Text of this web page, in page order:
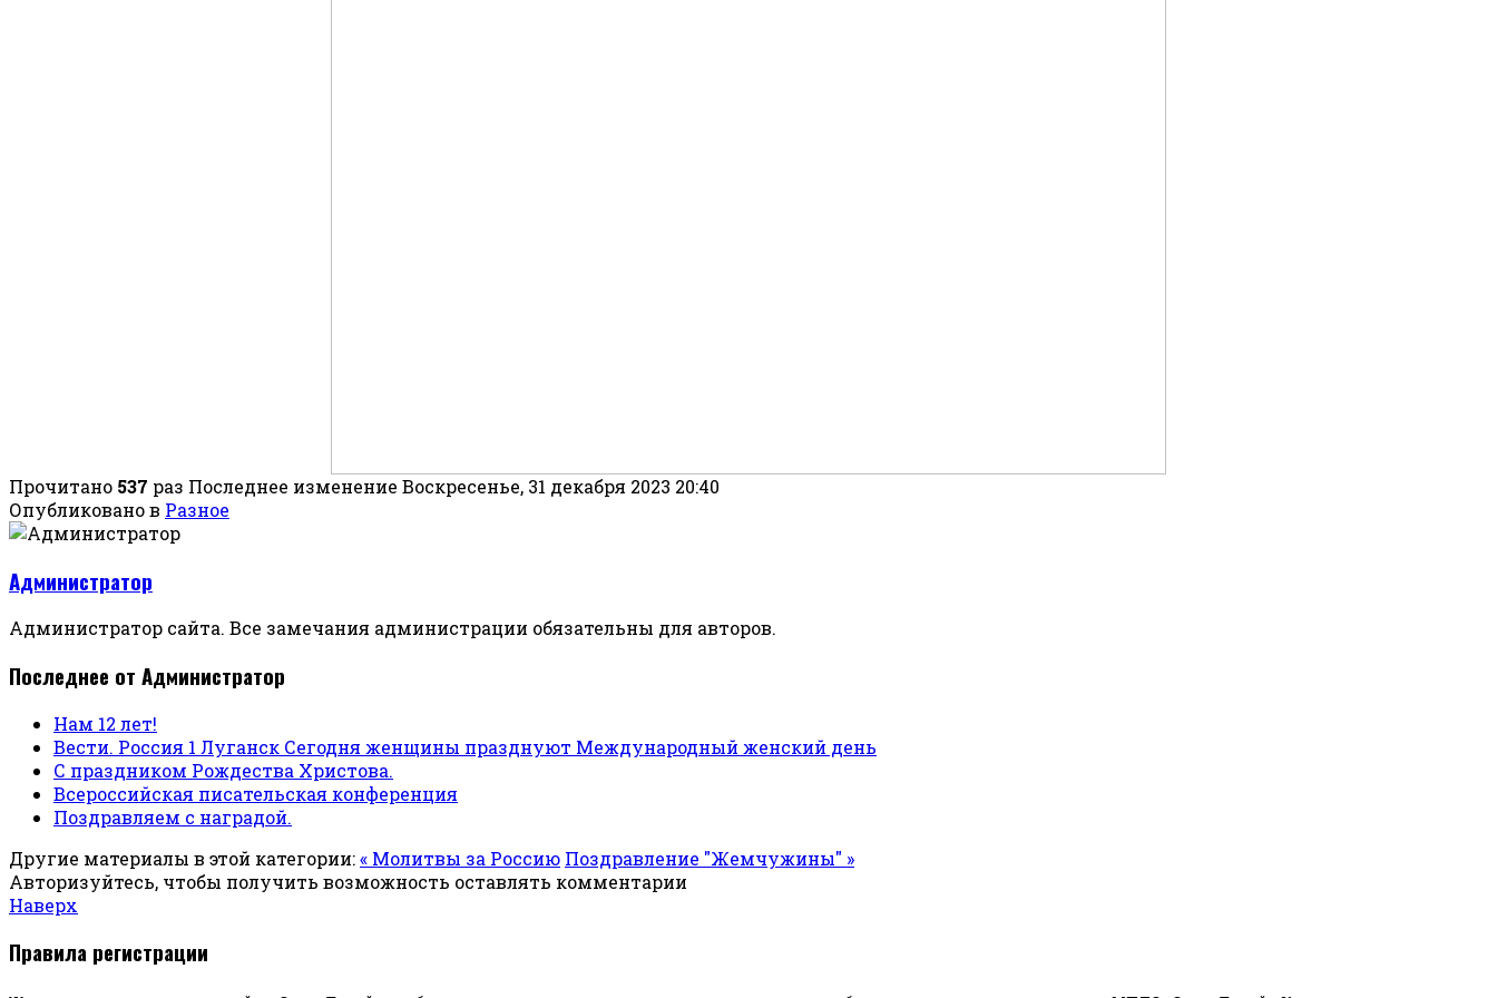
Прочитано 537 раз Последнее изменение Воскресенье, 31 декабря 2023 20:40
Опубликовано в Разное
Администратор
Администратор сайта. Все замечания администрации обязательны для авторов.
Последнее от Администратор
Нам 12 лет!
Вести. Россия 1 Луганск Сегодня женщины празднуют Международный женский день
С праздником Рождества Христова.
Всероссийская писательская конференция
Поздравляем с наградой.
Другие материалы в этой категории:« Молитвы за Россию Поздравление "Жемчужины" »
Авторизуйтесь, чтобы получить возможность оставлять комментарии
Наверх
Правила регистрации